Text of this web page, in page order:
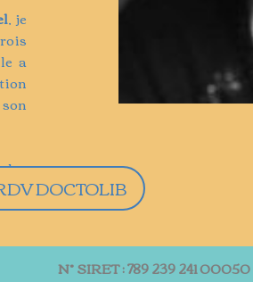
, je
a
des
DOCTOLIB
N° SIRET : 789 239 241